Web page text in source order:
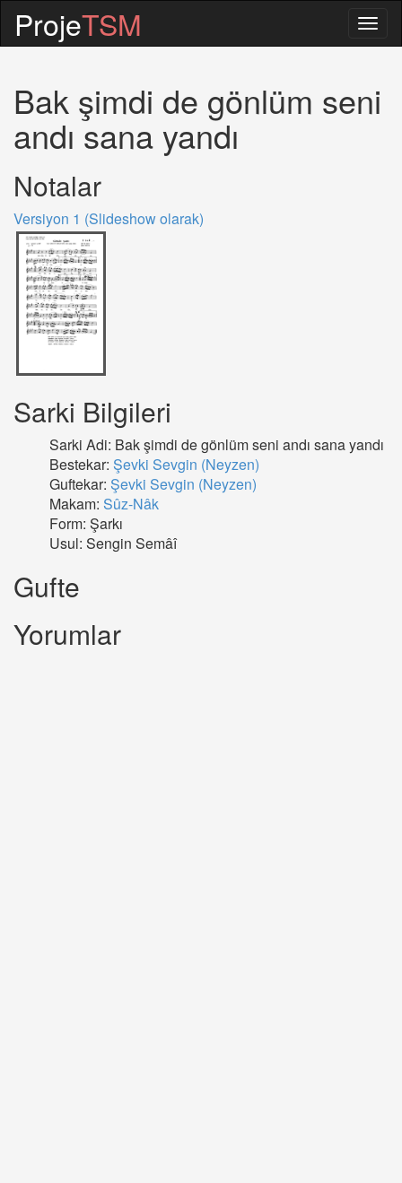
ProjeTSM
Bak şimdi de gönlüm seni
andı sana yandı
Notalar
Versiyon 1 (Slideshow olarak)
Sarki Bilgileri
Sarki Adi: Bak şimdi de gönlüm seni andı sana yandı
Bestekar: Şevki Sevgin (Neyzen)
Guftekar: Şevki Sevgin (Neyzen)
Makam: Sûz-Nâk
Form: Şarkı
Usul: Sengin Semâî
Gufte
Yorumlar